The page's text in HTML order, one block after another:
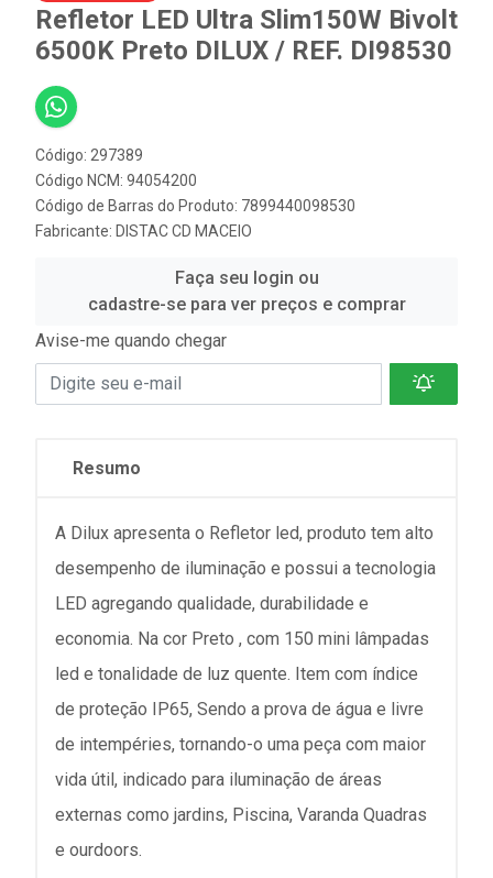
Refletor LED Ultra Slim150W Bivolt
6500K Preto DILUX / REF. DI98530
Código: 297389
Código NCM: 94054200
Código de Barras do Produto: 7899440098530
Fabricante: DISTAC CD MACEIO
Faça seu login ou
cadastre-se para ver preços e comprar
Avise-me quando chegar
Resumo
A Dilux apresenta o Refletor led, produto tem alto
desempenho de iluminação e possui a tecnologia
LED agregando qualidade, durabilidade e
economia. Na cor Preto , com 150 mini lâmpadas
led e tonalidade de luz quente. Item com índice
de proteção IP65, Sendo a prova de água e livre
de intempéries, tornando-o uma peça com maior
vida útil, indicado para iluminação de áreas
externas como jardins, Piscina, Varanda Quadras
e ourdoors.